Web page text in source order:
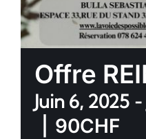
Offre
Juin 6, 2025 -
90CHF